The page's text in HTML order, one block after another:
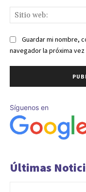
Guardar mi nombre,
navegador la próxima
Síguenos en
Últimas